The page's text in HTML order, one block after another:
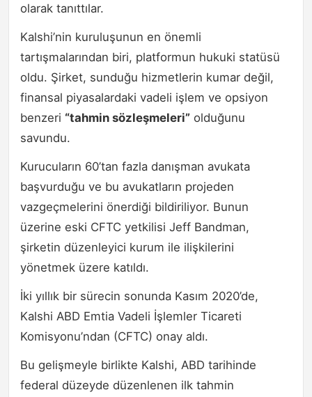
olarak tanıttılar.
Kalshi’nin kuruluşunun en önemli
tartışmalarından biri, platformun hukuki statüsü
oldu. Şirket, sunduğu hizmetlerin kumar değil,
finansal piyasalardaki vadeli işlem ve opsiyon
benzeri “tahmin sözleşmeleri” olduğunu
savundu.
Kurucuların 60’tan fazla danışman avukata
başvurduğu ve bu avukatların projeden
vazgeçmelerini önerdiği bildiriliyor. Bunun
üzerine eski CFTC yetkilisi Jeff Bandman,
şirketin düzenleyici kurum ile ilişkilerini
yönetmek üzere katıldı.
İki yıllık bir sürecin sonunda Kasım 2020’de,
Kalshi ABD Emtia Vadeli İşlemler Ticareti
Komisyonu’ndan (CFTC) onay aldı.
Bu gelişmeyle birlikte Kalshi, ABD tarihinde
federal düzeyde düzenlenen ilk tahmin